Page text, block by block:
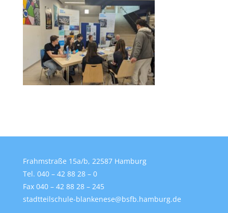
Frahmstraße 15a/b, 22587 Hamburg
Tel. 040 – 42 88 28 – 0
Fax 040 – 42 88 28 – 245
stadtteilschule-blankenese@bsfb.hamburg.de